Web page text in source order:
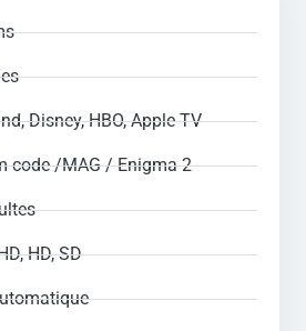
Disney, HBO, Apple TV
code /MAG / Enigma 2
HD, SD